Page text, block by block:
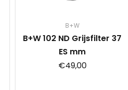
B+W
B+W 102 ND Grijsfilter 37
ES mm
€49,00